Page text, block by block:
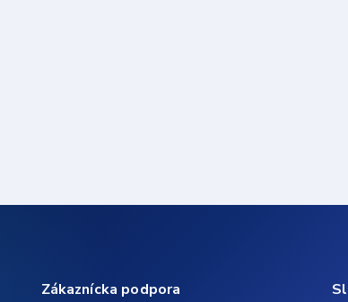
Zákaznícka podpora